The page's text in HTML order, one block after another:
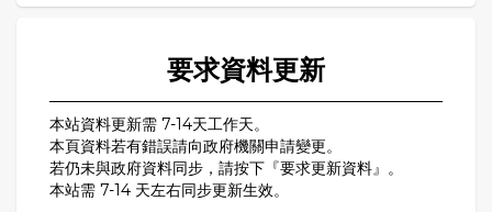
要求資料更新
本站資料更新需 7-14天工作天。
本頁資料若有錯誤請向政府機關申請變更。
若仍未與政府資料同步，請按下『要求更新資料』。
本站需 7-14 天左右同步更新生效。